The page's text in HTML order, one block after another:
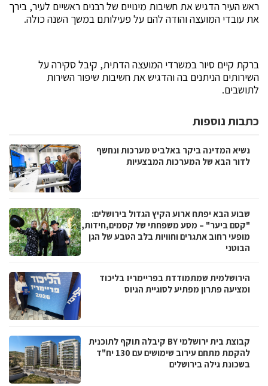
ראש העיר הדגיש את חשיבות מינויים של רבנים ראשיים לעיר, בירך
את עובדי המועצה והודה להם על פעילותם במשך השנה כולה.
ברקת קיים סיור במשרדי המועצה הדתית, קיבל סקירה על
השירותים הניתנים בה והדגיש את חשיבות שיפור השירות
לתושבים.
כתבות נוספות
נשיא המדינה ביקר באלביט מערכות ונחשף
לדור הבא של המערכות המבצעיות
שבוע הבא יפתח ארוע הקיץ הגדול בירושלים:
"קסם ביער" – מסע משפחתי של קסמים,חידות,
מופעי רחוב אתגרים וחוויות בלב הטבע של הגן
הבוטני
הירושלמית שמתמודדת בפריימריז בליכוד
ומציעה פתרון מפתיע לסוגיית הגיוס
קבוצת בית ירושלמי BY קיבלה תוקף לתוכנית
להקמת מתחם עירוב שימושים עם 130 יח"ד
בשכונת גילה בירושלים